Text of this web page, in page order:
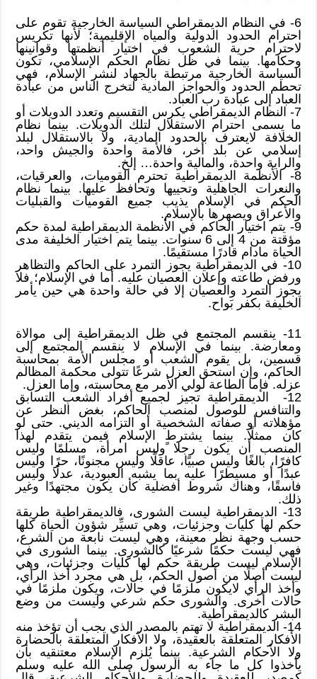
6- في النظام الديمقراطي السياسة الخارجية تقوم على
احترام الحدود الدولية والمياه الإقليمية؛ لأنها تكريس
لاحترام حرية الشعوب في اختيار أنظمتها وقوانينها
وحكامها. بينما في ظل نظام الحكم الإسلامي، تكون
السياسة الخارجية مرتبطة بالجهاد لنشر الإسلام، فهي
تحطم الحدود والحواجز المادية لتخرج الناس من عبادة
العباد إلى عبادة رب العباد.
7- النظام الديمقراطي يكرس التقسيم وتعدد الدويلات أو
ما يسمى احترام الاستقلال لتلك الدويلات. بينما نظام
الخلافة لايعترف بالحدود المادية، ولا بالاستقلال لبلد
إسلامي عن بلد أخر، فالأمة واحدة والجيش واحد،
والراية واحدة، والمالية واحدة… إلخ.
8- الأنظمة الديمقراطية تحترم القوميات، والعرقيات،
والنعرات الجاهلية وتحييها وتحافظ عليها. بينما نظام
الحكم في الإسلام يذيب جميع القوميات والقبليات
والأعراق ويصهرها بالإسلام.
9- يتم اختيار الحاكم في الأنظمة الديمقراطية لمدة حكم
مؤقتة من 4 إلى 6 سنوات. بينما يتم اختيار الخليفة مدى
الحياة مادام قادرًا مستقيمًا.
10- في الديمقراطية يجوز التمرد على الحاكم والتظاهر
ورفض طاعته وإعلان العصيان عليه. أما في الإسلام؛ فلا
يجوز التمرد والعصيان إلا في حالة واحدة هي حين يأمر
الخليفة بكفر بَواح.
11- ينقسم المجتمع في ظل الديمقراطية إلى موالاة
ومعارضة. بينما في الإسلام لا ينقسم المجتمع إلى
قسمين، بل يقوم الشعب أو مجلس الأمة بمحاسبة
الحاكم، وإن استحق العزل شرعًا تتولى محكمة المظالم
عزله. فإما الطاعة لولي الأمر مع محاسبته، وإما العزل.
12- الديمقراطية تجيز لجميع أفراد الشعب التسابق
والتنافس للوصول لمنصب الحاكم، بغض النظر عن
مؤهلاته أو صفاته الشخصية أو التزامه الديني. حتى لو
كان ممثلًا. بينما يشترط الإسلام فيمن يتقدم لهذا
المنصب أن يكون رجلا ًوليس امرأة، مسلمًا وليس
كافرًا، بالغًا وليس صبيًا، عاقلًا وليس مجنونًا، حرًا وليس
عبدًا أو مسيطرًا عليه بما يشبه العبودية، عدلًا وليس
فاسقًا، وهناك شروط أفضلية كأن يكون مجتهدًا وغير
ذلك.
13- الديمقراطية ليست الشورى، فالديمقراطية طريقة
حكم لها كليات وجزئيات، وهي تسيِّر شؤون الحياة كلها
حسب وجهة نظر معينة، وهي ليست نابعة من الشرع،
فهي ليست حكمًا شرعيًا كالشورى. بينما الشورى في
الإسلام ليست طريقة حكم لها كليات وجزئيات، وهي
ليست أصلًا من أصول الحكم، بل هي مجرد أخذ الرأي،
وأخذ الرأي لايكون ملزمًا في حالات، ويكون ملزمًا في
حالات أخرى. والشورى حكم شرعي وليست من وضع
البشر كالديمقراطية.
14- الديمقراطية لا تهتم بالمصدر الذي يجب أن تؤخذ منه
الأفكار المتعلقة بالعقيدة، ولا الأفكار المتعلقة بالحضارة
ولا الأحكام الشرعية. بينما يُلزم الإسلام معتنقيه بأن
يأخذوا كل ما جاء به الرسول صلى الله عليه وسلم